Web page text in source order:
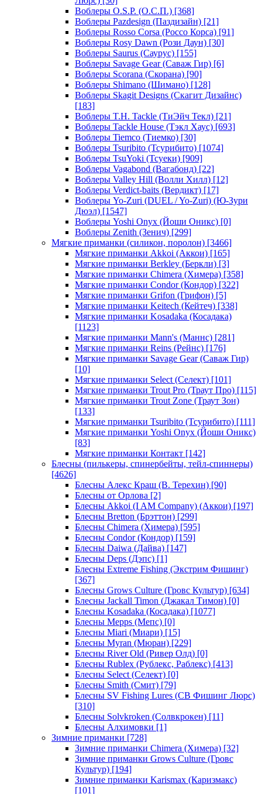
Воблеры O.S.P. (О.С.П.) [368]
Воблеры Pazdesign (Паздизайн) [21]
Воблеры Rosso Corsa (Россо Корса) [91]
Воблеры Rosy Dawn (Рози Даун) [30]
Воблеры Saurus (Саурус) [155]
Воблеры Savage Gear (Саваж Гир) [6]
Воблеры Scorana (Скорана) [90]
Воблеры Shimano (Шимано) [128]
Воблеры Skagit Designs (Скагит Дизайнс)
[183]
Воблеры T.H. Tackle (ТиЭйч Текл) [21]
Воблеры Tackle House (Тэкл Хаус) [693]
Воблеры Tiemco (Тиемко) [30]
Воблеры Tsuribito (Тсурибито) [1074]
Воблеры TsuYoki (Тсуеки) [909]
Воблеры Vagabond (Вагабонд) [22]
Воблеры Valley Hill (Волли Хилл) [12]
Воблеры Verdict-baits (Вердикт) [17]
Воблеры Yo-Zuri (DUEL / Yo-Zuri) (Ю-Зури
Дюэл) [1547]
Воблеры Yoshi Onyx (Йоши Оникс) [0]
Воблеры Zenith (Зенич) [299]
Мягкие приманки (силикон, поролон) [3466]
Мягкие приманки Akkoi (Аккои) [165]
Мягкие приманки Berkley (Беркли) [3]
Мягкие приманки Chimera (Химера) [358]
Мягкие приманки Condor (Кондор) [322]
Мягкие приманки Grifon (Грифон) [5]
Мягкие приманки Keitech (Кейтеч) [338]
Мягкие приманки Kosadaka (Косадака)
[1123]
Мягкие приманки Mann's (Маннс) [281]
Мягкие приманки Reins (Рейнс) [176]
Мягкие приманки Savage Gear (Саваж Гир)
[10]
Мягкие приманки Select (Селект) [101]
Мягкие приманки Trout Pro (Траут Про) [115]
Мягкие приманки Trout Zone (Траут Зон)
[133]
Мягкие приманки Tsuribito (Тсурибито) [111]
Мягкие приманки Yoshi Onyx (Йоши Оникс)
[83]
Мягкие приманки Контакт [142]
Блесны (пилькеры, спинербейты, тейл-спиннеры)
[4626]
Блесны Алекс Краш (В. Терехин) [90]
Блесны от Орлова [2]
Блесны Akkoi (I AM Company) (Аккои) [197]
Блесны Bretton (Брэттон) [299]
Блесны Chimera (Химера) [595]
Блесны Condor (Кондор) [159]
Блесны Daiwa (Дайва) [147]
Блесны Deps (Дэпс) [1]
Блесны Extreme Fishing (Экстрим Фишинг)
[367]
Блесны Grows Culture (Гровс Культур) [634]
Блесны Jackall Timon (Джакал Тимон) [0]
Блесны Kosadaka (Косадака) [1077]
Блесны Mepps (Мепс) [0]
Блесны Miari (Миари) [15]
Блесны Myran (Мюран) [229]
Блесны River Old (Ривер Олд) [0]
Блесны Rublex (Рублекс, Раблекс) [413]
Блесны Select (Селект) [0]
Блесны Smith (Смит) [79]
Блесны SV Fishing Lures (СВ Фишинг Люрс)
[310]
Блесны Solvkroken (Солвкрокен) [11]
Блесны Алхимовки [1]
Зимние приманки [728]
Зимние приманки Chimera (Химера) [32]
Зимние приманки Grows Culture (Гровс
Культур) [194]
Зимние приманки Karismax (Каризмакс)
[101]